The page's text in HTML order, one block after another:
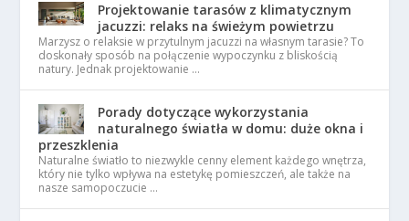
Projektowanie tarasów z klimatycznym
jacuzzi: relaks na świeżym powietrzu
Marzysz o relaksie w przytulnym jacuzzi na własnym tarasie? To
doskonały sposób na połączenie wypoczynku z bliskością
natury. Jednak projektowanie …
Porady dotyczące wykorzystania
naturalnego światła w domu: duże okna i
przeszklenia
Naturalne światło to niezwykle cenny element każdego wnętrza,
który nie tylko wpływa na estetykę pomieszczeń, ale także na
nasze samopoczucie …